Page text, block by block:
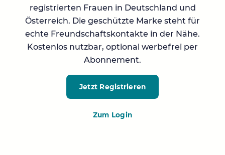
registrierten Frauen in Deutschland und
Österreich. Die geschützte Marke steht für
echte Freundschaftskontakte in der Nähe.
Kostenlos nutzbar, optional werbefrei per
Abonnement.
Jetzt Registrieren
Zum Login